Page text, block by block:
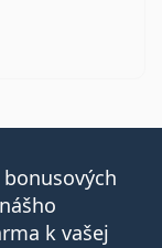
k vašej